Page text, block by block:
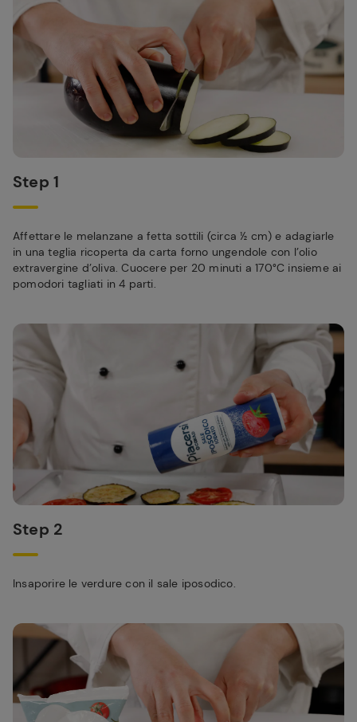
Step 1
Affettare le melanzane a fetta sottili (circa ½ cm) e adagiarle
in una teglia ricoperta da carta forno ungendole con l’olio
extravergine d’oliva. Cuocere per 20 minuti a 170°C insieme ai
pomodori tagliati in 4 parti.
Step 2
Insaporire le verdure con il sale iposodico.